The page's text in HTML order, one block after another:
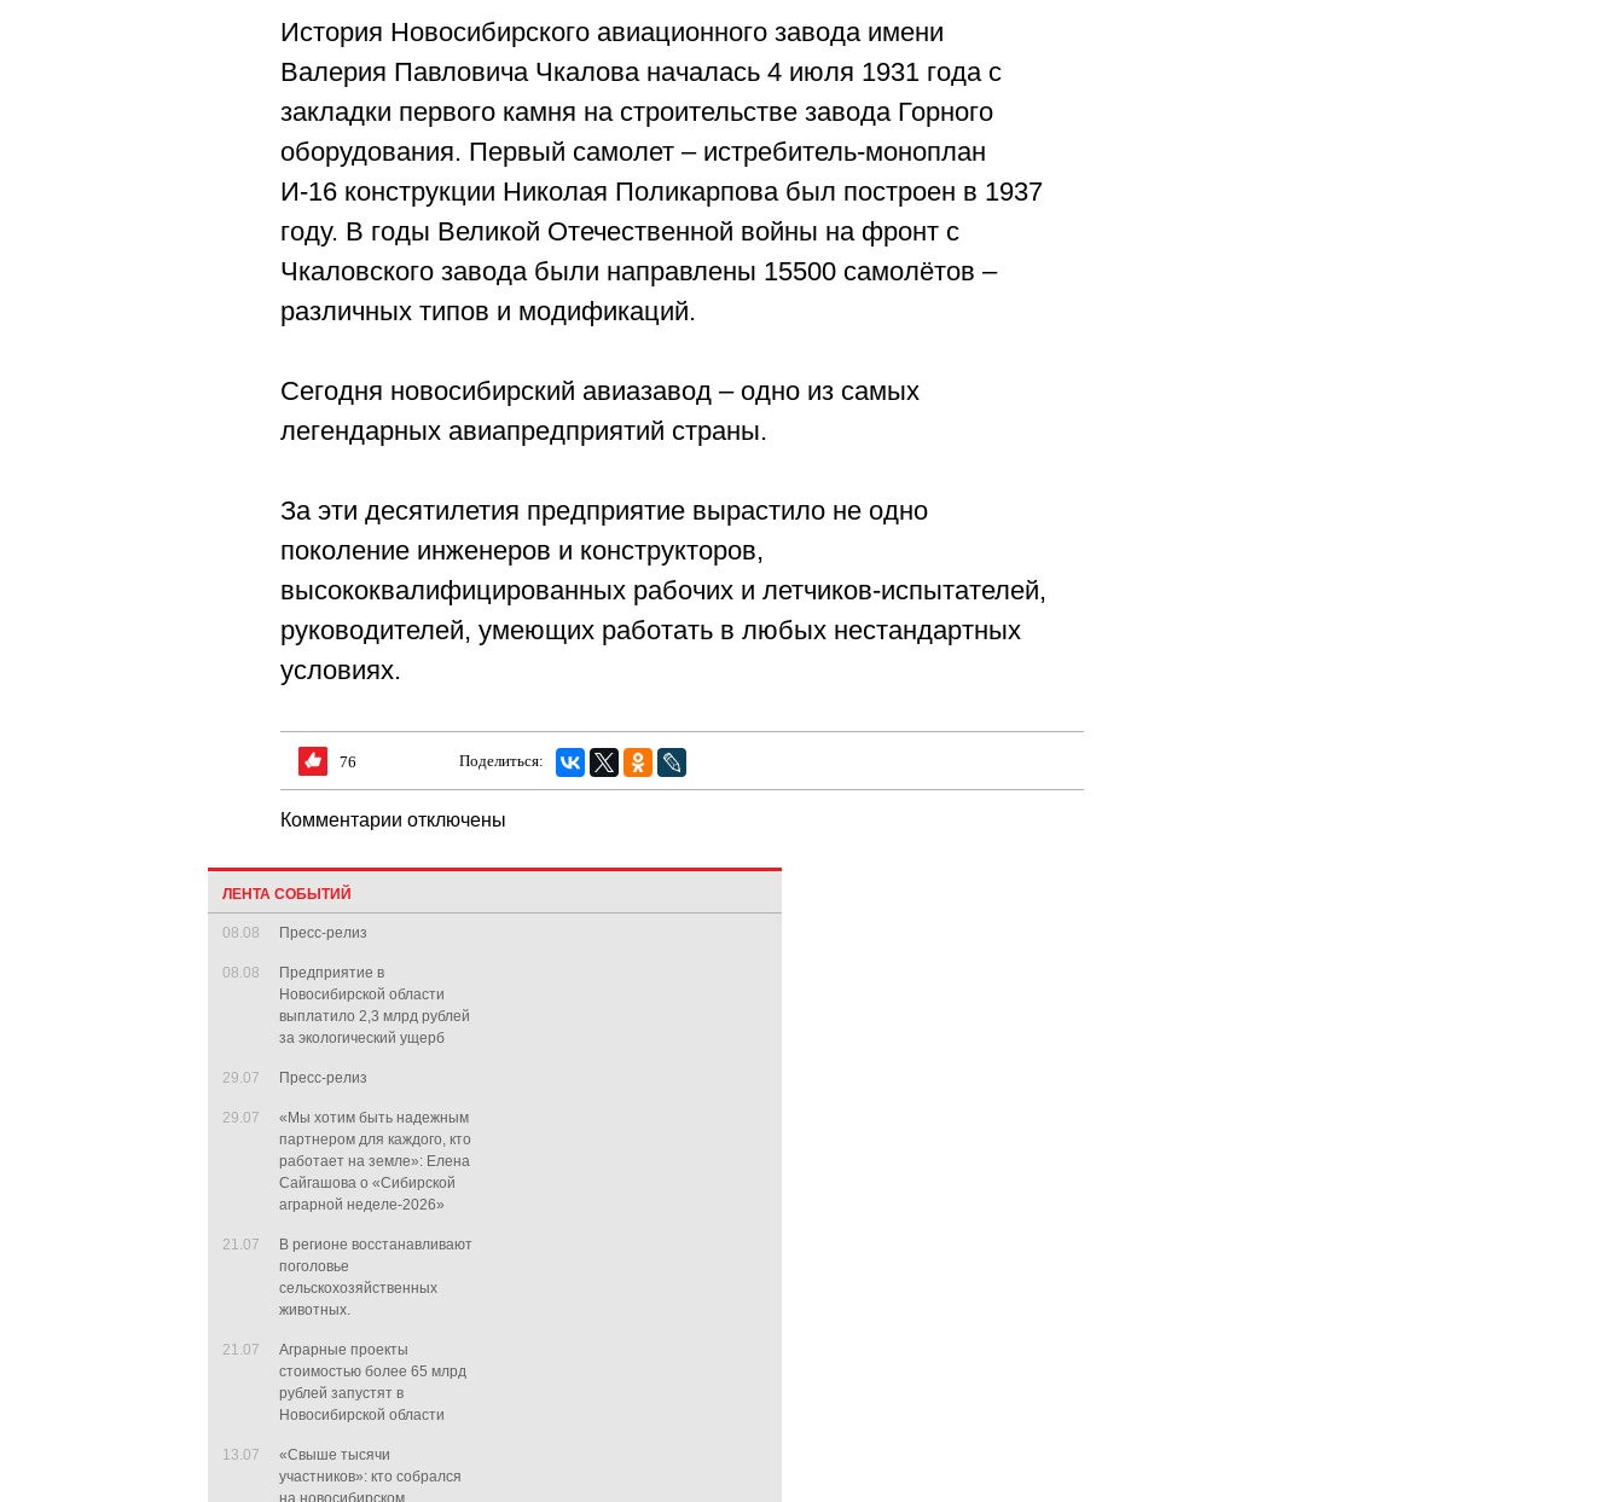
История Новосибирского авиационного завода имени
Валерия Павловича Чкалова началась 4 июля 1931 года с
закладки первого камня на строительстве завода Горного
оборудования. Первый самолет – истребитель-моноплан
И-16 конструкции Николая Поликарпова был построен в 1937
году. В годы Великой Отечественной войны на фронт с
Чкаловского завода были направлены 15500 самолётов –
различных типов и модификаций.
Сегодня новосибирский авиазавод – одно из самых
легендарных авиапредприятий страны.
За эти десятилетия предприятие вырастило не одно
поколение инженеров и конструкторов,
высококвалифицированных рабочих и летчиков-испытателей,
руководителей, умеющих работать в любых нестандартных
условиях.
76 Поделиться:
Комментарии отключены
ЛЕНТА СОБЫТИЙ
08.08 Пресс-релиз
08.08
Предприятие в
Новосибирской области
выплатило 2,3 млрд рублей
за экологический ущерб
29.07 Пресс-релиз
29.07
«Мы хотим быть надежным
партнером для каждого, кто
работает на земле»: Елена
Сайгашова о «Сибирской
аграрной неделе-2026»
21.07
В регионе восстанавливают
поголовье
сельскохозяйственных
животных.
21.07
Аграрные проекты
стоимостью более 65 млрд
рублей запустят в
Новосибирской области
13.07
«Свыше тысячи
участников»: кто собрался
на новосибирском